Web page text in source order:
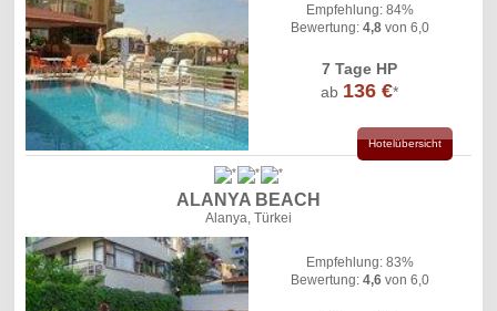
Empfehlung: 84%
Bewertung: 4,8von 6,0
7 Tage HP
ab 136 €*
Hotelübersicht
ALANYA BEACH
Alanya, Türkei
Empfehlung: 83%
Bewertung: 4,6von 6,0